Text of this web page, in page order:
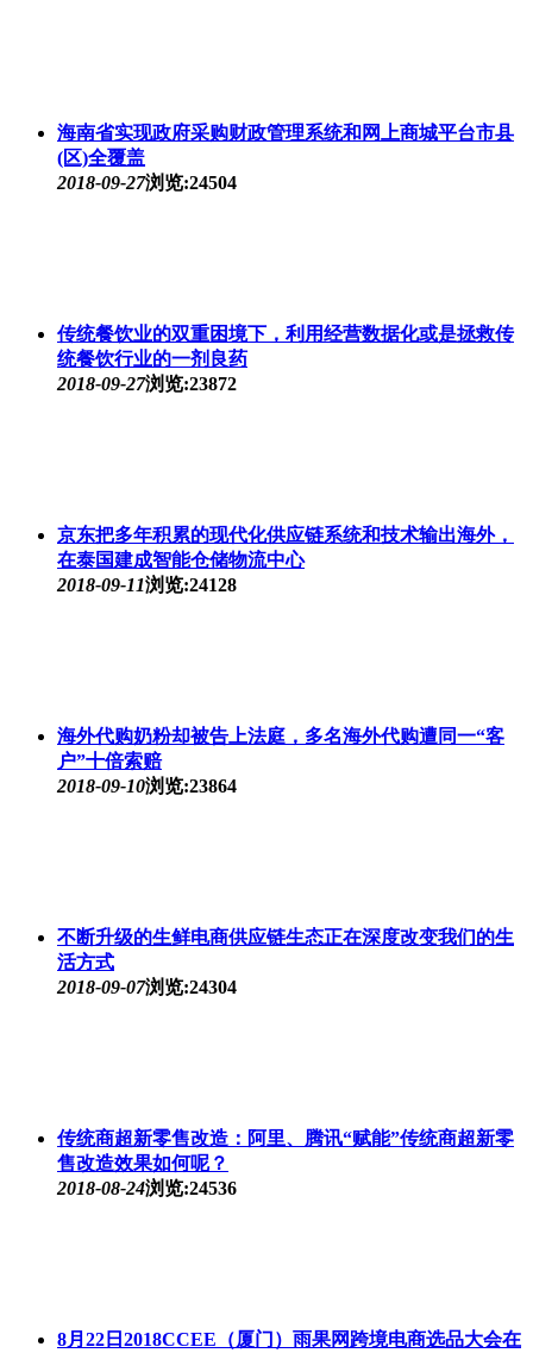
海南省实现政府采购财政管理系统和网上商城平台市县
(区)全覆盖
2018-09-27浏览:24504
传统餐饮业的双重困境下，利用经营数据化或是拯救传
统餐饮行业的一剂良药
2018-09-27浏览:23872
京东把多年积累的现代化供应链系统和技术输出海外，
在泰国建成智能仓储物流中心
2018-09-11浏览:24128
海外代购奶粉却被告上法庭，多名海外代购遭同一“客
户”十倍索赔
2018-09-10浏览:23864
不断升级的生鲜电商供应链生态正在深度改变我们的生
活方式
2018-09-07浏览:24304
传统商超新零售改造：阿里、腾讯“赋能”传统商超新零
售改造效果如何呢？
2018-08-24浏览:24536
8月22日2018CCEE（厦门）雨果网跨境电商选品大会在